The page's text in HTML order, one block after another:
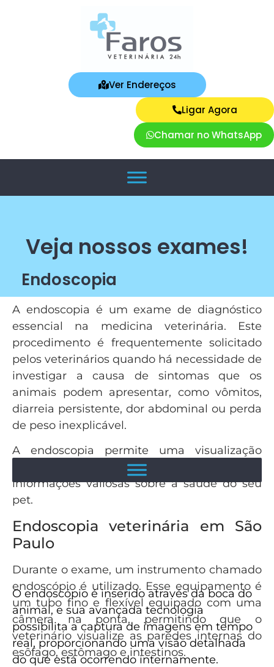
Ver Endereços
Ligar Agora
Chamar no WhatsApp
Veja nossos exames!
Endoscopia
A endoscopia é um exame de diagnóstico
essencial na medicina veterinária. Este
procedimento é frequentemente solicitado
pelos veterinários quando há necessidade de
investigar a causa de sintomas que os
animais podem apresentar, como vômitos,
diarreia persistente, dor abdominal ou perda
de peso inexplicável.
A endoscopia permite uma visualização
interna do trato gastrointestinal, oferecendo
informações valiosas sobre a saúde do seu
pet.
Endoscopia veterinária em São
Paulo
Durante o exame, um instrumento chamado
endoscópio é utilizado. Esse equipamento é
um tubo fino e flexível equipado com uma
câmera na ponta, permitindo que o
veterinário visualize as paredes internas do
esôfago, estômago e intestinos.
O endoscópio é inserido através da boca do
animal, e sua avançada tecnologia
possibilita a captura de imagens em tempo
real, proporcionando uma visão detalhada
do que está ocorrendo internamente.